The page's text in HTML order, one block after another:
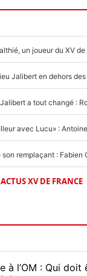
ACTUS XV DE FRANCE
à l’OM : Qui doit